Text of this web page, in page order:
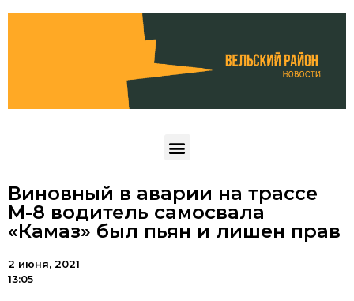
Виновный в аварии на трассе
М-8 водитель самосвала
«Камаз» был пьян и лишен прав
2 июня, 2021
13:05